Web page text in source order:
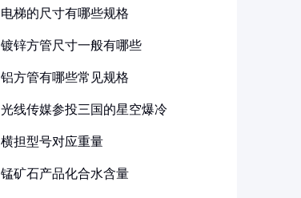
电梯的尺寸有哪些规格
镀锌方管尺寸一般有哪些
铝方管有哪些常见规格
光线传媒参投三国的星空爆冷
横担型号对应重量
锰矿石产品化合水含量